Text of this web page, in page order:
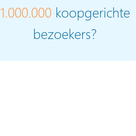
1.000.000koopgerichte
bezoekers?